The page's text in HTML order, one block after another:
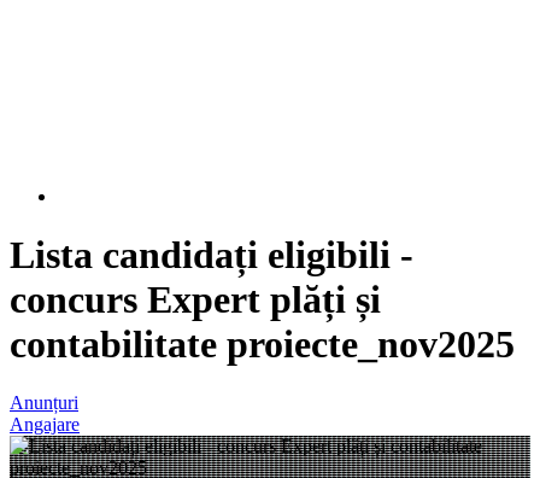
Lista candidați eligibili -
concurs Expert plăți și
contabilitate proiecte_nov2025
Anunțuri
Angajare